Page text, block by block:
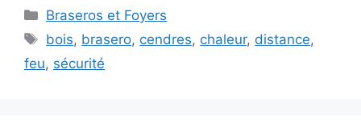
Catégories
Braseros et Foyers
Étiquettes
bois, brasero, cendres, chaleur, distance,
feu, sécurité